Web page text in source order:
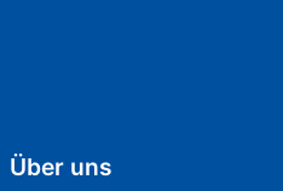
Über uns